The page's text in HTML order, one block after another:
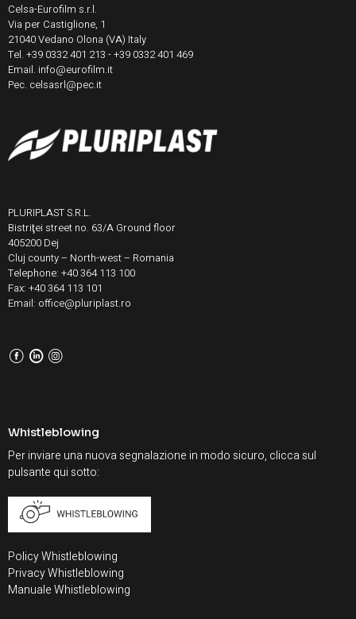
Celsa-Eurofilm s.r.l.
Via per Castiglione, 1
21040 Vedano Olona (VA) Italy
Tel. +39 0332 401 213 - +39 0332 401 469
Email. info@eurofilm.it
Pec. celsasrl@pec.it
PLURIPLAST S.R.L.
Bistriţei street no. 63/A Ground floor
405200 Dej
Cluj county – North-west – Romania
Telephone: +40 364 113 100
Fax: +40 364 113 101
Email: office@pluriplast.ro
F L I
Whistleblowing
Per inviare una nuova segnalazione in modo sicuro, clicca sul
pulsante qui sotto:
Policy Whistleblowing
Privacy Whistleblowing
Manuale Whistleblowing